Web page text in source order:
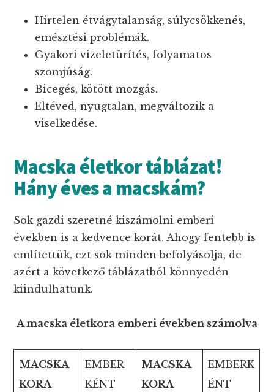
Hirtelen étvágytalanság, súlycsökkenés,
emésztési problémák.
Gyakori vizeletürítés, folyamatos
szomjúság.
Bicegés, kötött mozgás.
Eltéved, nyugtalan, megváltozik a
viselkedése.
Macska életkor táblázat!
Hány éves a macskám?
Sok gazdi szeretné kiszámolni emberi
években is a kedvence korát. Ahogy fentebb is
említettük, ezt sok minden befolyásolja, de
azért a következő táblázatból könnyedén
kiindulhatunk.
A macska életkora emberi években számolva
MACSKA
KORA
EMBER
KÉNT
MACSKA
KORA
EMBERK
ÉNT